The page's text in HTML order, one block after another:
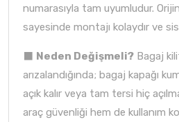
numarasıyla tam uyumludur.
sayesinde montajı kolaydır ve
⬛ Neden Değişmeli? Bagaj
arızalandığında; bagaj kapağı
açık kalır veya tam tersi hiç
araç güvenliği hem de kullanım